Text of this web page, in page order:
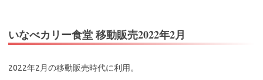
いなべカリー食堂 移動販売2022年2月
2022年2月の移動販売時代に利用。